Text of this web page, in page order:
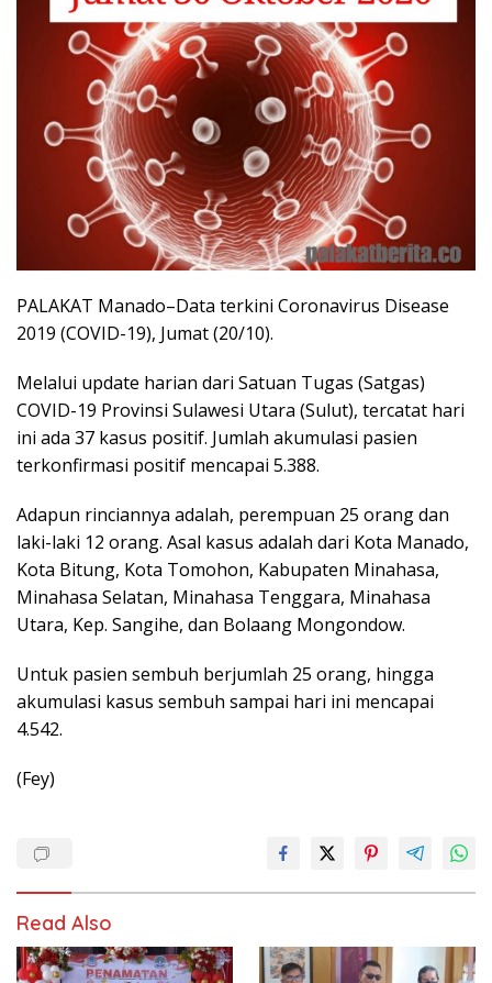
PALAKAT Manado–Data terkini Coronavirus Disease
2019 (COVID-19), Jumat (20/10).
Melalui update harian dari Satuan Tugas (Satgas)
COVID-19 Provinsi Sulawesi Utara (Sulut), tercatat hari
ini ada 37 kasus positif. Jumlah akumulasi pasien
terkonfirmasi positif mencapai 5.388.
Adapun rinciannya adalah, perempuan 25 orang dan
laki-laki 12 orang. Asal kasus adalah dari Kota Manado,
Kota Bitung, Kota Tomohon, Kabupaten Minahasa,
Minahasa Selatan, Minahasa Tenggara, Minahasa
Utara, Kep. Sangihe, dan Bolaang Mongondow.
Untuk pasien sembuh berjumlah 25 orang, hingga
akumulasi kasus sembuh sampai hari ini mencapai
4.542.
(Fey)
Read Also